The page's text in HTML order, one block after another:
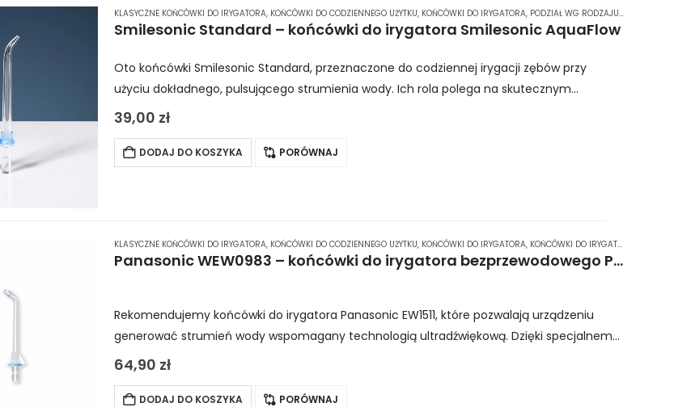
KLASYCZNE KOŃCÓWKI DO IRYGATORA, KOŃCÓWKI DO CODZIENNEGO UŻYTKU, KOŃCÓWKI DO IRYGATORA, PODZIAŁ WG RODZAJU / PRZEZNACZENIA KONCOWKI IRYGATOR
Smilesonic Standard – końcówki do irygatora Smilesonic AquaFlow
Oto końcówki Smilesonic Standard, przeznaczone do codziennej irygacji zębów przy
użyciu dokładnego, pulsującego strumienia wody. Ich rola polega na skutecznym
usuwaniu resztek pokarmowych z przestrzeni międzyzębowych oraz wzmacnianiu dziąseł.
39,00 zł
DODAJ DO KOSZYKA PORÓWNAJ
KLASYCZNE KOŃCÓWKI DO IRYGATORA, KOŃCÓWKI DO CODZIENNEGO UŻYTKU, KOŃCÓWKI DO IRYGATORA, KOŃCÓWKI DO IRYGATORA PANASONIC
Panasonic WEW0983 – końcówki do irygatora bezprzewodowego Panasonic EW1511 – 2 szt.
Rekomendujemy końcówki do irygatora Panasonic EW1511, które pozwalają urządzeniu
generować strumień wody wspomagany technologią ultradźwiękową. Dzięki specjalnemu
wyprofilowaniu, końcówki te zapewniają skuteczną, a jednocześnie bezpieczną i
64,90 zł
DODAJ DO KOSZYKA PORÓWNAJ